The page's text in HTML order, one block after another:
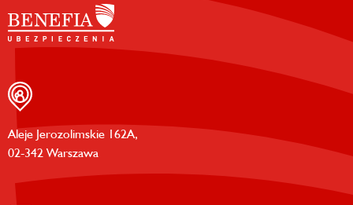
Aleje Jerozolimskie 162A,
02-342 Warszawa